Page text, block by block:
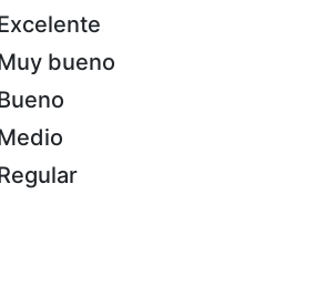
bueno